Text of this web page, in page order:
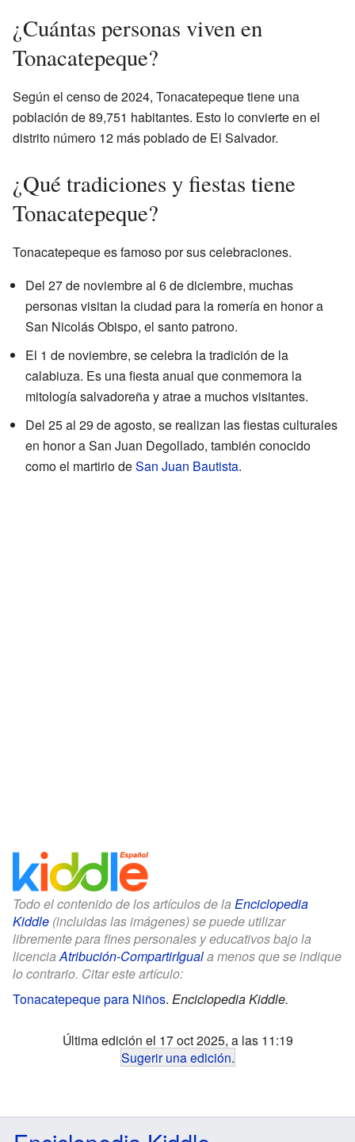
¿Cuántas personas viven en
Tonacatepeque?
Según el censo de 2024, Tonacatepeque tiene una
población de 89,751 habitantes. Esto lo convierte en el
distrito número 12 más poblado de El Salvador.
¿Qué tradiciones y fiestas tiene
Tonacatepeque?
Tonacatepeque es famoso por sus celebraciones.
Del 27 de noviembre al 6 de diciembre, muchas
personas visitan la ciudad para la romería en honor a
San Nicolás Obispo, el santo patrono.
El 1 de noviembre, se celebra la tradición de la
calabiuza. Es una fiesta anual que conmemora la
mitología salvadoreña y atrae a muchos visitantes.
Del 25 al 29 de agosto, se realizan las fiestas culturales
en honor a San Juan Degollado, también conocido
como el martirio deSan Juan Bautista.
Todo el contenido de los artículos de la Enciclopedia
Kiddle (incluidas las imágenes) se puede utilizar
libremente para fines personales y educativos bajo la
licenciaAtribución-CompartirIguala menos que se indique
lo contrario. Citar este artículo:
Tonacatepeque para Niños. Enciclopedia Kiddle.
Última edición el 17 oct 2025, a las 11:19
Sugerir una edición.